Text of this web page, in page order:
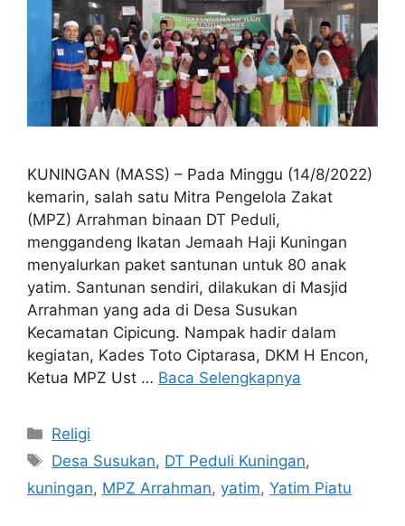
KUNINGAN (MASS) – Pada Minggu (14/8/2022)
kemarin, salah satu Mitra Pengelola Zakat
(MPZ) Arrahman binaan DT Peduli,
menggandeng Ikatan Jemaah Haji Kuningan
menyalurkan paket santunan untuk 80 anak
yatim. Santunan sendiri, dilakukan di Masjid
Arrahman yang ada di Desa Susukan
Kecamatan Cipicung. Nampak hadir dalam
kegiatan, Kades Toto Ciptarasa, DKM H Encon,
Ketua MPZ Ust … Baca Selengkapnya
Kategori
Religi
Tag
Desa Susukan, DT Peduli Kuningan,
kuningan, MPZ Arrahman, yatim, Yatim Piatu